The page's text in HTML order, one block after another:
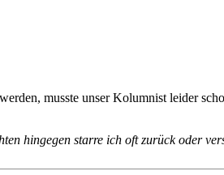
musste unser Kolumnist leider
hingegen starre ich oft zurück oder